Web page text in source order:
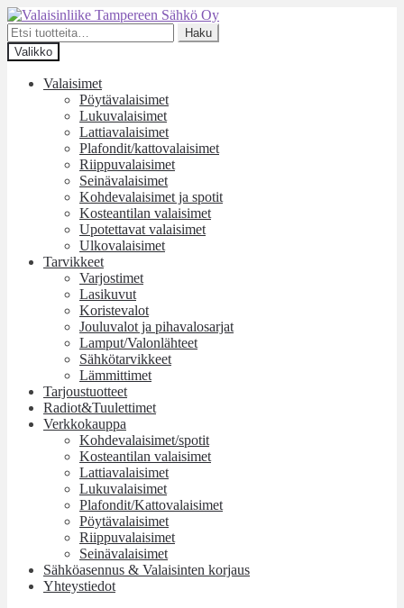
Siirry
navigointiin
Siirry
sisältöön
Etsi:
Haku
Valikko
Valaisimet
Pöytävalaisimet
Lukuvalaisimet
Lattiavalaisimet
Plafondit/kattovalaisimet
Riippuvalaisimet
Seinävalaisimet
Kohdevalaisimet ja spotit
Kosteantilan valaisimet
Upotettavat valaisimet
Ulkovalaisimet
Tarvikkeet
Varjostimet
Lasikuvut
Koristevalot
Jouluvalot ja pihavalosarjat
Lamput/Valonlähteet
Sähkötarvikkeet
Lämmittimet
Tarjoustuotteet
Radiot&Tuulettimet
Verkkokauppa
Kohdevalaisimet/spotit
Kosteantilan valaisimet
Lattiavalaisimet
Lukuvalaisimet
Plafondit/Kattovalaisimet
Pöytävalaisimet
Riippuvalaisimet
Seinävalaisimet
Sähköasennus & Valaisinten korjaus
Yhteystiedot